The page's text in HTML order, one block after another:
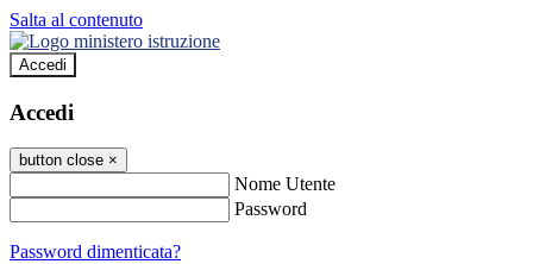
Salta al contenuto
Accedi
Accedi
button close ×
Nome Utente
Password
Password dimenticata?